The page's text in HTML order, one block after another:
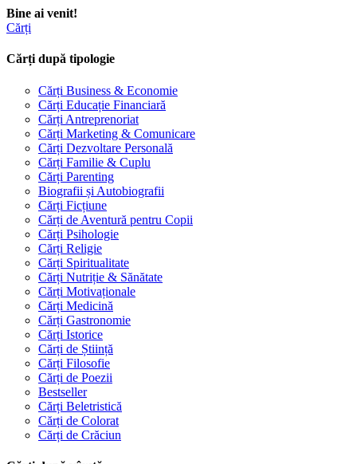
Bine ai venit!
Cărți
Cărți după tipologie
Cărți Business & Economie
Cărți Educație Financiară
Cărți Antreprenoriat
Cărți Marketing & Comunicare
Cărți Dezvoltare Personală
Cărți Familie & Cuplu
Cărți Parenting
Biografii și Autobiografii
Cărți Ficțiune
Cărți de Aventură pentru Copii
Cărți Psihologie
Cărți Religie
Cărți Spiritualitate
Cărți Nutriție & Sănătate
Cărți Motivaționale
Cărți Medicină
Cărți Gastronomie
Cărți Istorice
Cărți de Știință
Cărți Filosofie
Cărți de Poezii
Bestseller
Cărți Beletristică
Cărți de Colorat
Cărți de Crăciun